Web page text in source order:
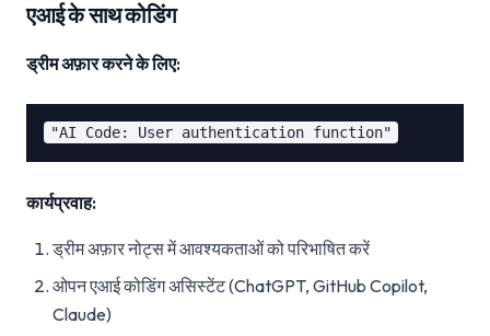
एआई के साथ कोडिंग
ड्रीम अफ़ार करने के लिए:
कार्यप्रवाह:
ड्रीम अफ़ार नोट्स में आवश्यकताओं को परिभाषित करें
ओपन एआई कोडिंग असिस्टेंट (ChatGPT, GitHub Copilot,
Claude)